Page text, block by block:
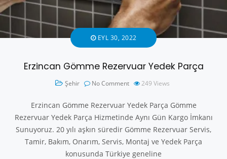
EYL 30, 2022
Erzincan Gömme Rezervuar Yedek Parça
Şehir No Comment 249 Views
Erzincan Gömme Rezervuar Yedek Parça Gömme
Rezervuar Yedek Parça Hizmetinde Aynı Gün Kargo İmkanı
Sunuyoruz. 20 yılı aşkın süredir Gömme Rezervuar Servis,
Tamir, Bakım, Onarım, Servis, Montaj ve Yedek Parça
konusunda Türkiye geneline